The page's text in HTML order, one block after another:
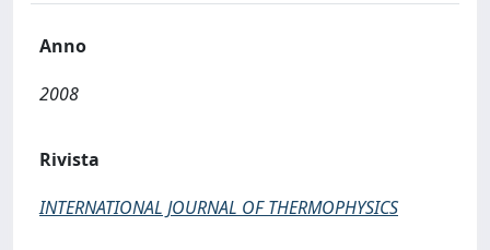
Anno
2008
Rivista
INTERNATIONAL JOURNAL OF THERMOPHYSICS